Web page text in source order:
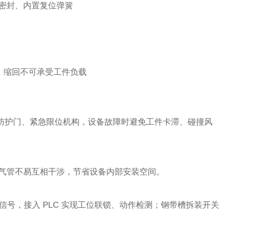
封、内置复位弹簧
回不可承受工件负载
门、紧急限位机构，设备故障时避免工件卡滞、碰撞风
不易互相干涉，节省设备内部安装空间。
，接入 PLC 实现工位联锁、动作检测；钢带槽拆装开关